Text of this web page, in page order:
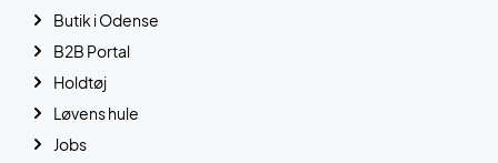
Butik i Odense
B2B Portal
Holdtøj
Løvens hule
Jobs